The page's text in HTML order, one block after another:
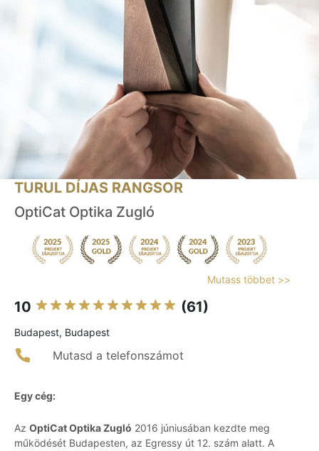
TURUL DÍJAS RANGSOR
OptiCat Optika Zugló
Mutass többet >>
10 (61)
Budapest, Budapest
Mutasd a telefonszámot
Egy cég:
Az OptiCat Optika Zugló 2016 júniusában kezdte meg
működését Budapesten, az Egressy út 12. szám alatt. A